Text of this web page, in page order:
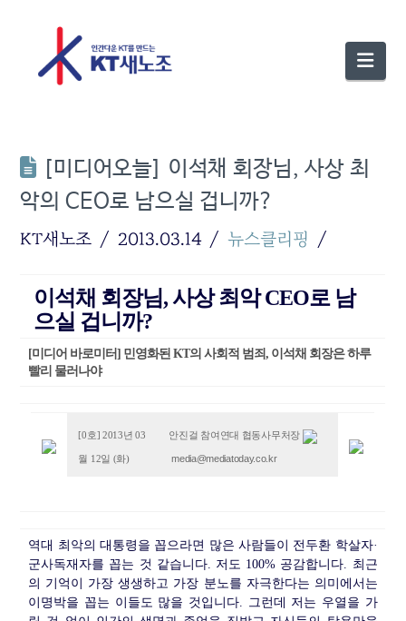
[미디어오늘] 이석채 회장님, 사상 최
악의 CEO로 남으실 겁니까?
KT새노조 2013.03.14 뉴스클리핑
이석채 회장님, 사상 최악 CEO로 남
으실 겁니까?
[미디어 바로미터] 민영화된 KT의 사회적 범죄, 이석채 회장은 하루
빨리 물러나야
[0호] 2013년 03
월 12일 (화)
안진걸 참여연대 협동사무처장
media@mediatoday.co.kr
역대 최악의 대통령을 꼽으라면 많은 사람들이 전두환 학살자·
군사독재자를 꼽는 것 같습니다. 저도 100% 공감합니다. 최근
의 기억이 가장 생생하고 가장 분노를 자극한다는 의미에서는
이명박을 꼽는 이들도 많을 것입니다. 그런데 저는 우열을 가